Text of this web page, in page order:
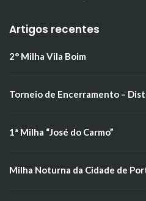
Artigos recentes
2° Milha Vila Boim
Torneio de Encerramento –
1ª Milha “José do Carmo”
Milha Noturna da Cidade de